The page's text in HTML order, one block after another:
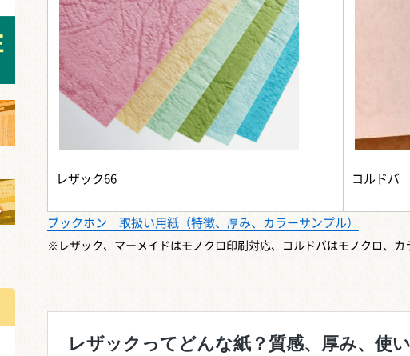
レザック66 コルドバ
ブックホン 取扱い用紙（特徴、厚み、カラーサンプル）
※レザック、マーメイドはモノクロ印刷対応、コルドバはモノクロ、カ